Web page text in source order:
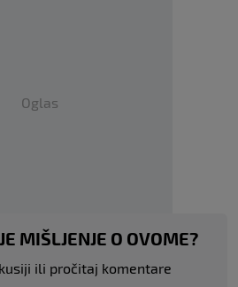
Oglas
MIŠLJENJE O OVOME?
ili pročitaj komentare